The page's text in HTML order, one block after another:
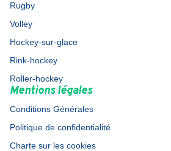
Rugby
Volley
Hockey-sur-glace
Rink-hockey
Roller-hockey
Mentions légales
Conditions Générales
Politique de confidentialité
Charte sur les cookies